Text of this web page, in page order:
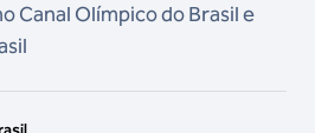
Canal Olímpico do Brasil e